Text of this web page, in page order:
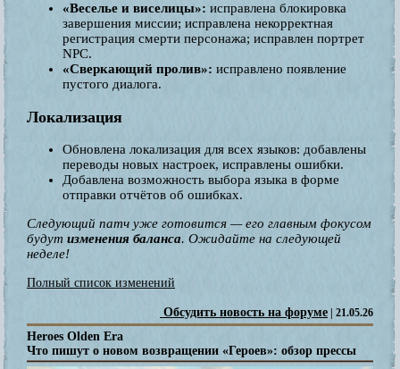
«Веселье и виселицы»: исправлена блокировка
завершения миссии; исправлена некорректная
регистрация смерти персонажа; исправлен портрет
NPC.
«Сверкающий пролив»: исправлено появление
пустого диалога.
Локализация
Обновлена локализация для всех языков: добавлены
переводы новых настроек, исправлены ошибки.
Добавлена возможность выбора языка в форме
отправки отчётов об ошибках.
Следующий патч уже готовится — его главным фокусом
будут изменения баланса. Ожидайте на следующей
неделе!
Полный список изменений
Обсудить новость на форуме | 21.05.26
Heroes Olden Era
Что пишут о новом возвращении «Героев»: обзор прессы